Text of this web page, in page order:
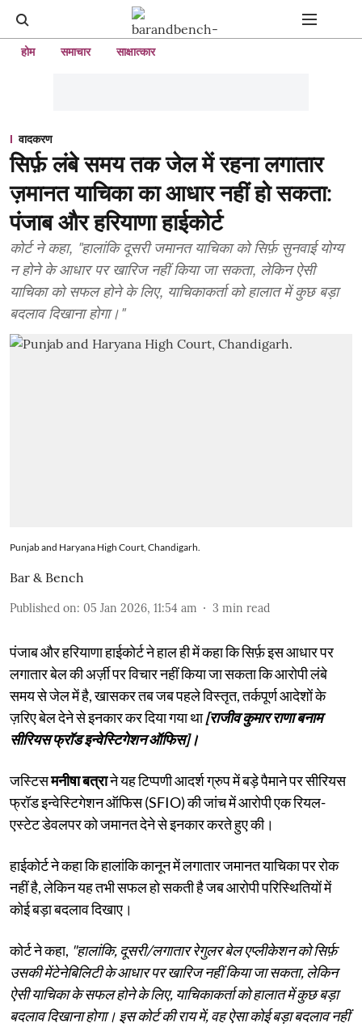
होम समाचार साक्षात्कार
वादकरण
सिर्फ़ लंबे समय तक जेल में रहना लगातार
ज़मानत याचिका का आधार नहीं हो सकता:
पंजाब और हरियाणा हाईकोर्ट
कोर्ट ने कहा, "हालांकि दूसरी जमानत याचिका को सिर्फ़ सुनवाई योग्य
न होने के आधार पर खारिज नहीं किया जा सकता, लेकिन ऐसी
याचिका को सफल होने के लिए, याचिकाकर्ता को हालात में कुछ बड़ा
बदलाव दिखाना होगा।"
Punjab and Haryana High Court, Chandigarh.
Bar & Bench
Published on: 05 Jan 2026, 11:54 am 3 min read
पंजाब और हरियाणा हाईकोर्ट ने हाल ही में कहा कि सिर्फ़ इस आधार पर
लगातार बेल की अर्ज़ी पर विचार नहीं किया जा सकता कि आरोपी लंबे
समय से जेल में है, खासकर तब जब पहले विस्तृत, तर्कपूर्ण आदेशों के
ज़रिए बेल देने से इनकार कर दिया गया था[राजीव कुमार राणा बनाम
सीरियस फ्रॉड इन्वेस्टिगेशन ऑफिस]।
जस्टिसमनीषा बत्राने यह टिप्पणी आदर्श ग्रुप में बड़े पैमाने पर सीरियस
फ्रॉड इन्वेस्टिगेशन ऑफिस (SFIO) की जांच में आरोपी एक रियल-
एस्टेट डेवलपर को जमानत देने से इनकार करते हुए की।
हाईकोर्ट ने कहा कि हालांकि कानून में लगातार जमानत याचिका पर रोक
नहीं है, लेकिन यह तभी सफल हो सकती है जब आरोपी परिस्थितियों में
कोई बड़ा बदलाव दिखाए।
कोर्ट ने कहा, "हालांकि, दूसरी/लगातार रेगुलर बेल एप्लीकेशन को सिर्फ़
उसकी मेंटेनेबिलिटी के आधार पर खारिज नहीं किया जा सकता, लेकिन
ऐसी याचिका के सफल होने के लिए, याचिकाकर्ता को हालात में कुछ बड़ा
बदलाव दिखाना होगा। इस कोर्ट की राय में, वह ऐसा कोई बड़ा बदलाव नहीं